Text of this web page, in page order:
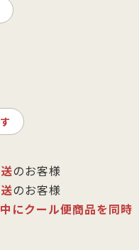
のお客様
のお客様
にクール便商品を同時